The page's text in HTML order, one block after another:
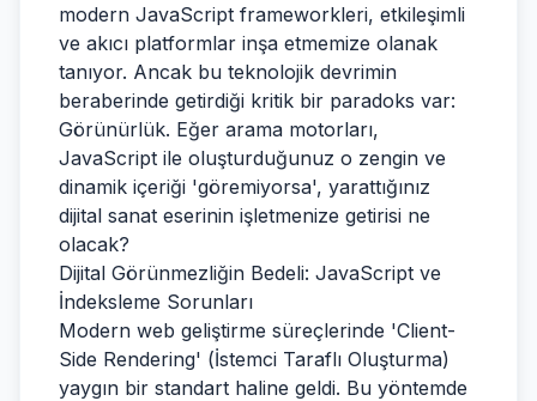
modern JavaScript frameworkleri, etkileşimli
ve akıcı platformlar inşa etmemize olanak
tanıyor. Ancak bu teknolojik devrimin
beraberinde getirdiği kritik bir paradoks var:
Görünürlük. Eğer arama motorları,
JavaScript ile oluşturduğunuz o zengin ve
dinamik içeriği 'göremiyorsa', yarattığınız
dijital sanat eserinin işletmenize getirisi ne
olacak?
Dijital Görünmezliğin Bedeli: JavaScript ve
İndeksleme Sorunları
Modern web geliştirme süreçlerinde 'Client-
Side Rendering' (İstemci Taraflı Oluşturma)
yaygın bir standart haline geldi. Bu yöntemde